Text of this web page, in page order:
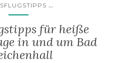
...
für heiße
in und um Bad